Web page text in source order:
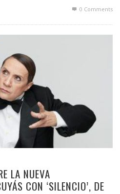
0 Comments
LA NUEVA
CON ‘SILENCIO’, DE